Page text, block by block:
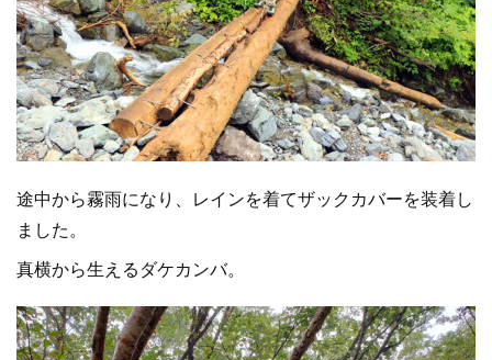
途中から霧雨になり、レインを着てザックカバーを装着し
ました。
真横から生えるダケカンバ。